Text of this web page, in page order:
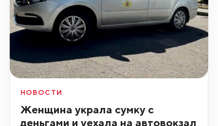
НОВОСТИ
Женщина украла сумку с
деньгами и уехала на автовокзал